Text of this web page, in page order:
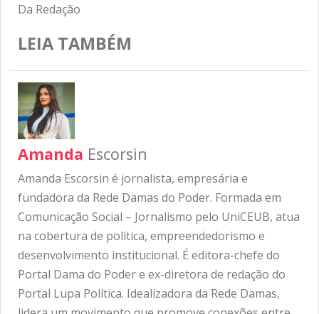
Da Redação
LEIA TAMBÉM
Amanda Escorsin
Amanda Escorsin é jornalista, empresária e
fundadora da Rede Damas do Poder. Formada em
Comunicação Social – Jornalismo pelo UniCEUB, atua
na cobertura de política, empreendedorismo e
desenvolvimento institucional. É editora-chefe do
Portal Dama do Poder e ex-diretora de redação do
Portal Lupa Política. Idealizadora da Rede Damas,